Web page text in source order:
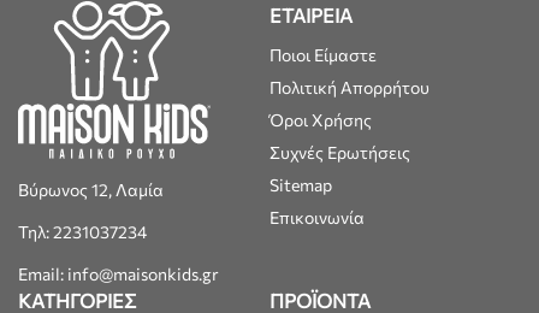
Βύρωνος 12, Λαμία
Τηλ: 2231037234
Email: info@maisonkids.gr
ΕΤΑΙΡΕΙΑ
Ποιοι Είμαστε
Πολιτική Απορρήτου
Όροι Χρήσης
Συχνές Ερωτήσεις
Sitemap
Επικοινωνία
ΚΑΤΗΓΟΡΙΕΣ ΠΡΟΪΟΝΤΑ